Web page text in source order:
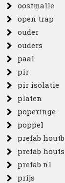
oostmalle
open trap
ouder
ouders
paal
pir
pir isolatie
platen
poperinge
poppel
prefab
prefab
prefab nl
prijs